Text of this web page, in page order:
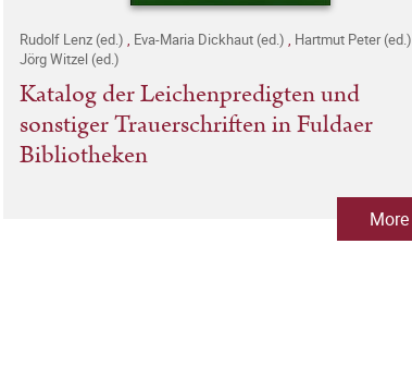
Rudolf Lenz (ed.) Eva-Maria Dickhaut (ed.) Hartmut Peter (ed.)
Jörg Witzel (ed.)
Katalog der Leichenpredigten und
sonstiger Trauerschriften in Fuldaer
Bibliotheken
More